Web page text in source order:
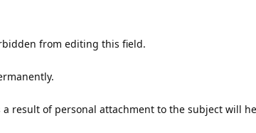
from editing this field.
result of personal attachment to the subject will